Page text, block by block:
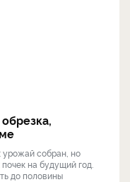
урожай собран, но
на будущий год.
до половины